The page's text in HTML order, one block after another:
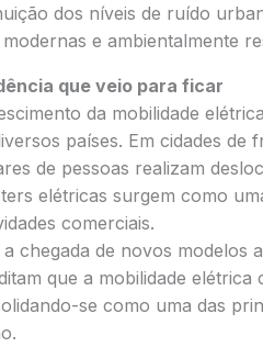
dos níveis de ruído
modernas e ambientalmente
que veio para ficar
da mobilidade
países. Em cidades
de pessoas realizam
elétricas surgem como
comerciais.
a chegada de novos modelos
que a mobilidade
se como uma das